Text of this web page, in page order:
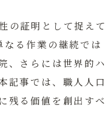
の証明として捉えて
る作業の継続では
、さらには世界的ハ
記事では、職人人口
残る価値を創出すべ